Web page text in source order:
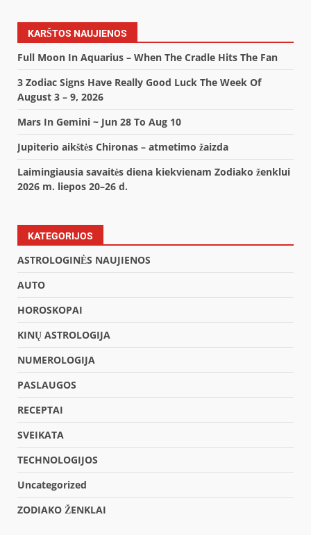
KARŠTOS NAUJIENOS
Full Moon In Aquarius – When The Cradle Hits The Fan
3 Zodiac Signs Have Really Good Luck The Week Of
August 3 – 9, 2026
Mars In Gemini ~ Jun 28 To Aug 10
Jupiterio aikštės Chironas – atmetimo žaizda
Laimingiausia savaitės diena kiekvienam Zodiako ženklui
2026 m. liepos 20–26 d.
KATEGORIJOS
ASTROLOGINĖS NAUJIENOS
AUTO
HOROSKOPAI
KINŲ ASTROLOGIJA
NUMEROLOGIJA
PASLAUGOS
RECEPTAI
SVEIKATA
TECHNOLOGIJOS
Uncategorized
ZODIAKO ŽENKLAI